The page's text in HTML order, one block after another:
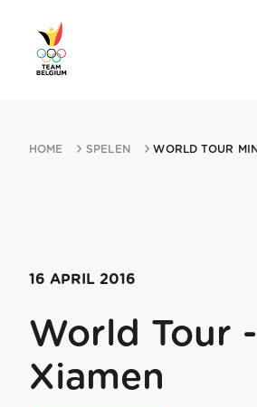
HOME SPELEN
16 APRIL 2016
World Tour -
Xiamen